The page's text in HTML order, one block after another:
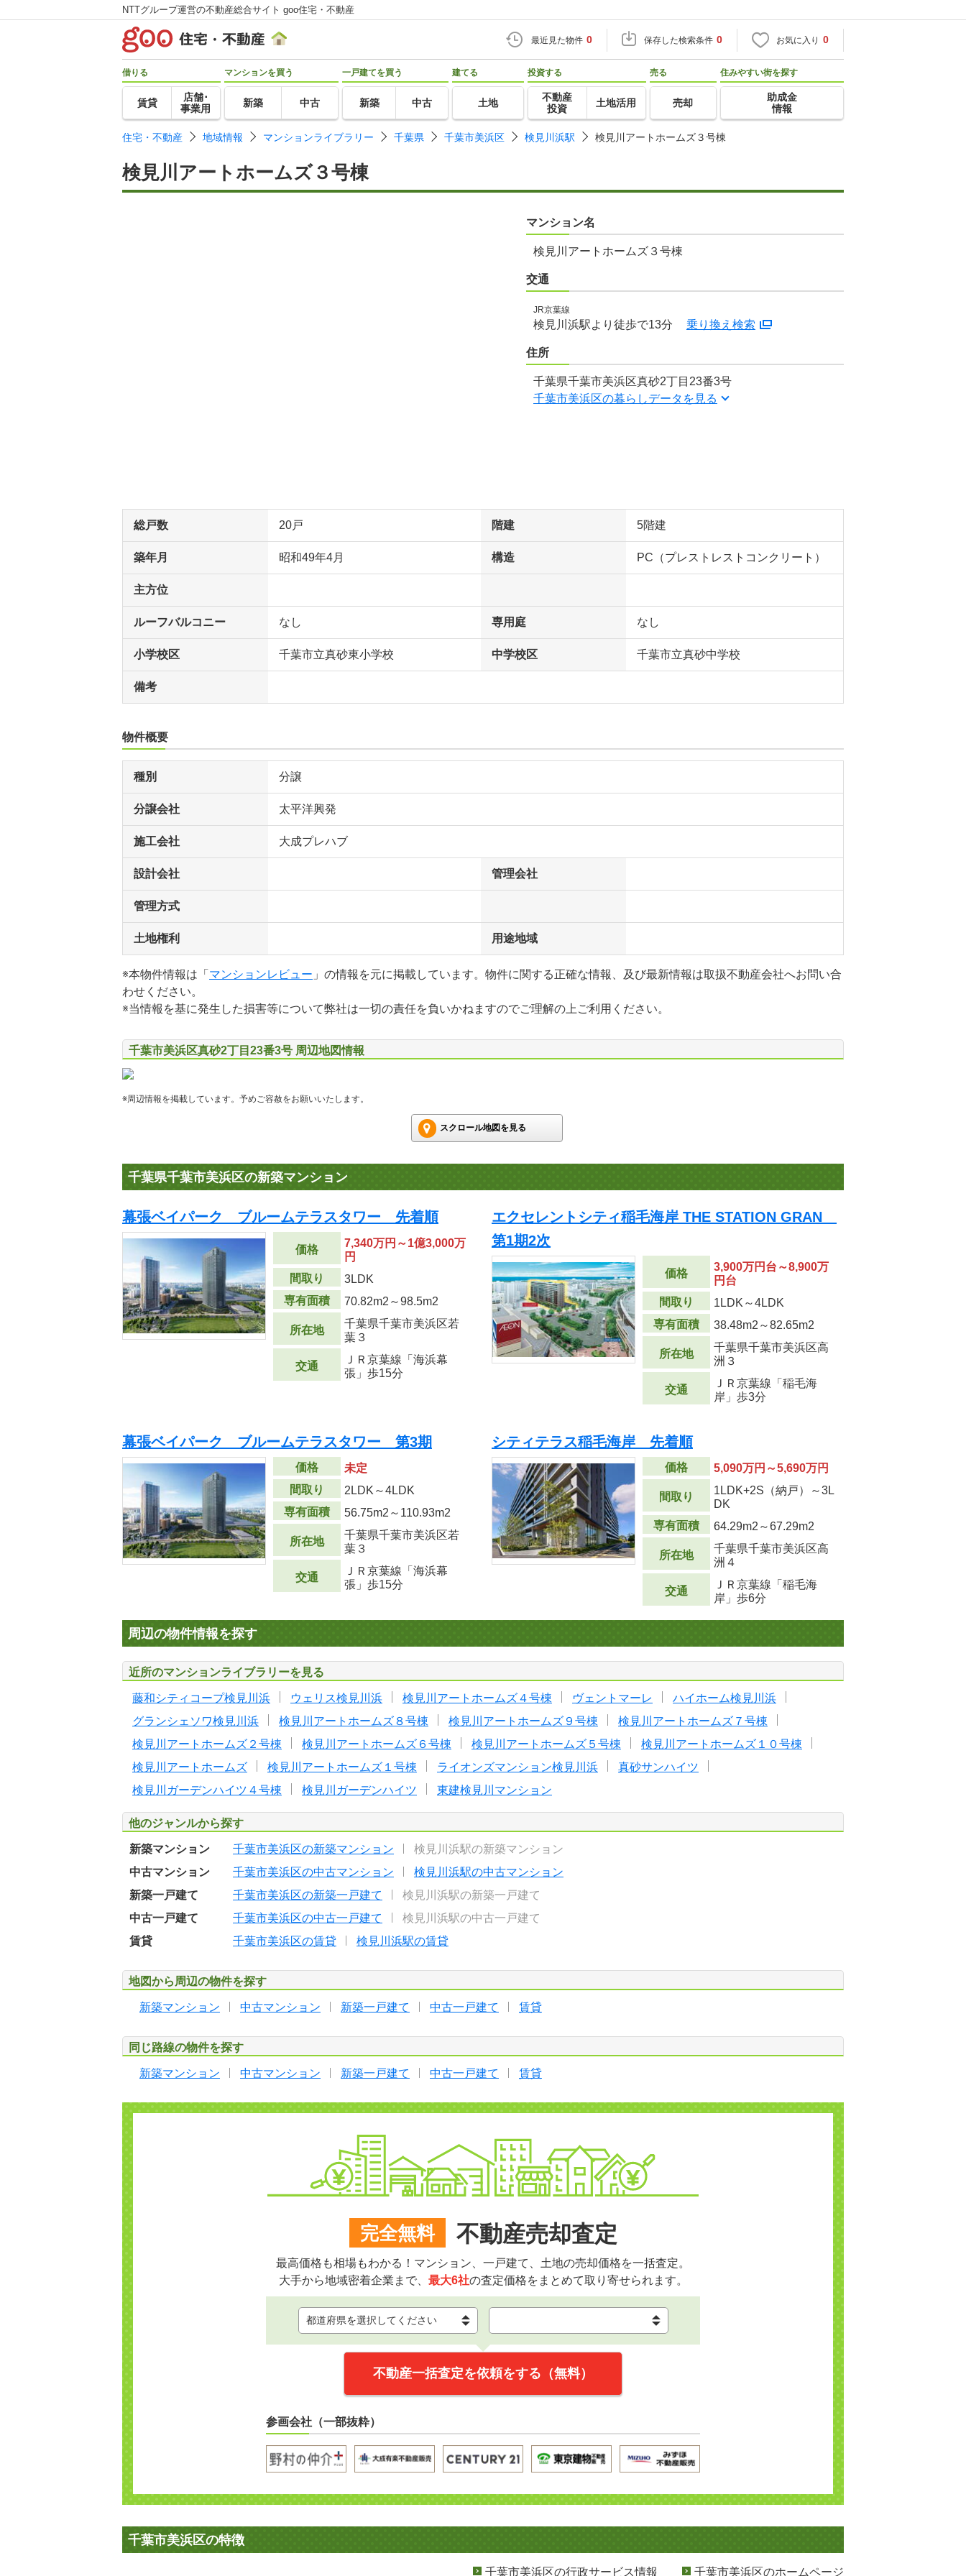
NTTグループ運営の不動産総合サイト goo住宅・不動産
最近見た物件 0 保存した検索条件 0 お気に入り 0
借りる
賃貸
店舗･
事業用
マンションを買う
新築 中古
一戸建てを買う
新築 中古
建てる
土地
投資する
不動産
投資
土地活用
売る
売却
住みやすい街を探す
助成金
情報
住宅・不動産 地域情報 マンションライブラリー 千葉県 千葉市美浜区 検見川浜駅 検見川アートホームズ３号棟
検見川アートホームズ３号棟
マンション名
検見川アートホームズ３号棟
交通
JR京葉線
検見川浜駅より徒歩で13分 乗り換え検索
住所
千葉県千葉市美浜区真砂2丁目23番3号
千葉市美浜区の暮らしデータを見る
総戸数 20戸 階建 5階建
築年月 昭和49年4月 構造 PC（プレストレストコンクリート）
主方位
ルーフバルコニー なし 専用庭 なし
小学校区 千葉市立真砂東小学校 中学校区 千葉市立真砂中学校
備考
物件概要
種別 分譲
分譲会社 太平洋興発
施工会社 大成プレハブ
設計会社 管理会社
管理方式
土地権利 用途地域
※本物件情報は「 マンションレビュー 」の情報を元に掲載しています。物件に関する正確な情報、及び最新情報は取扱不動産会社へお問い合
わせください。
※当情報を基に発生した損害等について弊社は一切の責任を負いかねますのでご理解の上ご利用ください。
千葉市美浜区真砂2丁目23番3号 周辺地図情報
※周辺情報を掲載しています。予めご容赦をお願いいたします。
スクロール地図を見る
千葉県千葉市美浜区の新築マンション
幕張ベイパーク ブルームテラスタワー 先着順
価格
7,340万円～1億3,000万
円
間取り
3LDK
専有面積
70.82m2 ～98.5m2
所在地
千葉県千葉市美浜区若
葉３
交通
ＪＲ京葉線「海浜幕
張」歩15分
エクセレントシティ稲毛海岸 THE STATION GRAN
第1期2次
価格
3,900万円台～8,900万
円台
間取り
1LDK～4LDK
専有面積
38.48m2 ～82.65m2
所在地
千葉県千葉市美浜区高
洲３
交通
ＪＲ京葉線「稲毛海
岸」歩3分
幕張ベイパーク ブルームテラスタワー 第3期
価格
未定
間取り
2LDK～4LDK
専有面積
56.75m2 ～110.93m2
所在地
千葉県千葉市美浜区若
葉３
交通
ＪＲ京葉線「海浜幕
張」歩15分
シティテラス稲毛海岸 先着順
価格 5,090万円～5,690万円
間取り
1LDK+2S（納戸）～3L
DK
専有面積
64.29m2 ～67.29m2
所在地
千葉県千葉市美浜区高
洲４
交通
ＪＲ京葉線「稲毛海
岸」歩6分
周辺の物件情報を探す
近所のマンションライブラリーを見る
藤和シティコープ検見川浜 ウェリス検見川浜 検見川アートホームズ４号棟 ヴェントマーレ
ハイホーム検見川浜
グランシェソワ検見川浜
検見川アートホームズ８号棟 検見川アートホームズ９号棟
検見川アートホームズ７号棟
検見川アートホームズ２号棟
検見川アートホームズ６号棟 検見川アートホームズ５号棟
検見川アートホームズ１０号棟
検見川アートホームズ
検見川アートホームズ１号棟 ライオンズマンション検見川浜
真砂サンハイツ
検見川ガーデンハイツ４号棟
検見川ガーデンハイツ 東建検見川マンション
他のジャンルから探す
新築マンション 千葉市美浜区の新築マンション
検見川浜駅の新築マンション
中古マンション
千葉市美浜区の中古マンション
検見川浜駅の中古マンション
新築一戸建て
千葉市美浜区の新築一戸建て
検見川浜駅の新築一戸建て
中古一戸建て
千葉市美浜区の中古一戸建て
検見川浜駅の中古一戸建て
賃貸
千葉市美浜区の賃貸 検見川浜駅の賃貸
地図から周辺の物件を探す
新築マンション 中古マンション 新築一戸建て 中古一戸建て 賃貸
同じ路線の物件を探す
新築マンション 中古マンション 新築一戸建て 中古一戸建て 賃貸
完全無料 不動産売却査定
最高価格も相場もわかる！マンション、一戸建て、土地の売却価格を一括査定。
大手から地域密着企業まで、 最大6社の査定価格をまとめて取り寄せられます。
不動産一括査定を依頼をする（無料）
参画会社（一部抜粋）
千葉市美浜区の特徴
千葉市美浜区の行政サービス情報 千葉市美浜区のホームページ